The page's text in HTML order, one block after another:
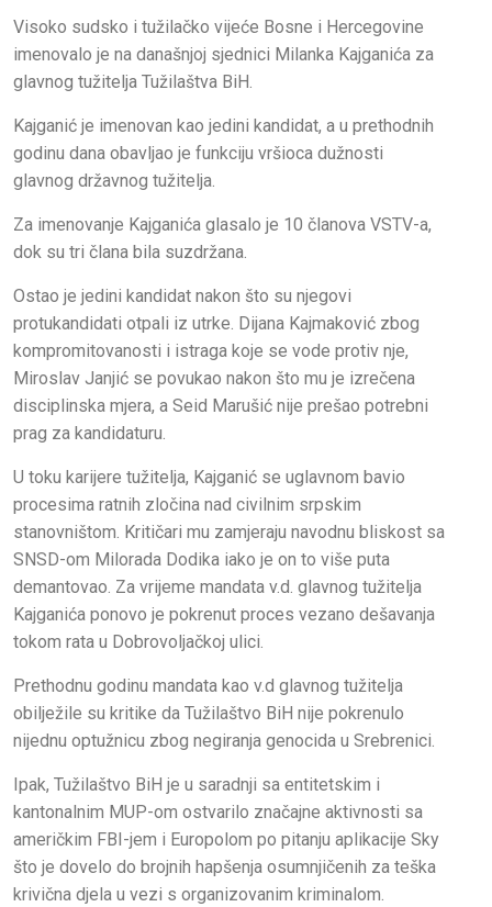
Visoko sudsko i tužilačko vijeće Bosne i Hercegovine
imenovalo je na današnjoj sjednici Milanka Kajganića za
glavnog tužitelja Tužilaštva BiH.
Kajganić je imenovan kao jedini kandidat, a u prethodnih
godinu dana obavljao je funkciju vršioca dužnosti
glavnog državnog tužitelja.
Za imenovanje Kajganića glasalo je 10 članova VSTV-a,
dok su tri člana bila suzdržana.
Ostao je jedini kandidat nakon što su njegovi
protukandidati otpali iz utrke. Dijana Kajmaković zbog
kompromitovanosti i istraga koje se vode protiv nje,
Miroslav Janjić se povukao nakon što mu je izrečena
disciplinska mjera, a Seid Marušić nije prešao potrebni
prag za kandidaturu.
U toku karijere tužitelja, Kajganić se uglavnom bavio
procesima ratnih zločina nad civilnim srpskim
stanovništom. Kritičari mu zamjeraju navodnu bliskost sa
SNSD-om Milorada Dodika iako je on to više puta
demantovao. Za vrijeme mandata v.d. glavnog tužitelja
Kajganića ponovo je pokrenut proces vezano dešavanja
tokom rata u Dobrovoljačkoj ulici.
Prethodnu godinu mandata kao v.d glavnog tužitelja
obilježile su kritike da Tužilaštvo BiH nije pokrenulo
nijednu optužnicu zbog negiranja genocida u Srebrenici.
Ipak, Tužilaštvo BiH je u saradnji sa entitetskim i
kantonalnim MUP-om ostvarilo značajne aktivnosti sa
američkim FBI-jem i Europolom po pitanju aplikacije Sky
što je dovelo do brojnih hapšenja osumnjičenih za teška
krivična djela u vezi s organizovanim kriminalom.